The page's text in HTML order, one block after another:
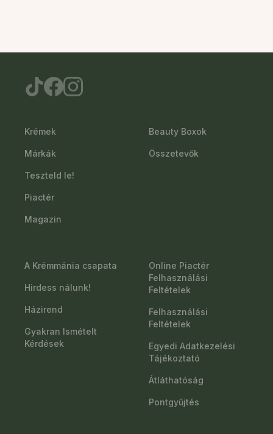
Krémek
Márkák
Teszteld le!
Piactér
Magazin
Beauty Boxok
Összetevők
A Krémmánia csapata
Hirdess nálunk!
Házirend
Gyakran Ismételt
Kérdések
Online Piactér
Felhasználási
Feltételek
Felhasználási
Feltételek
Egyedi Adatkezelési
Tájékoztató
Átláthatóság
Pontgyűjtés